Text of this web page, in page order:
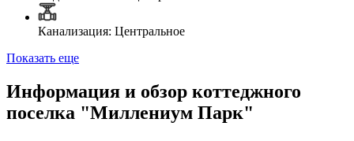
Канализация: Центральное
Показать еще
Информация и обзор коттеджного
поселка "Миллениум Парк"